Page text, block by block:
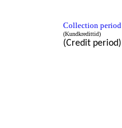
Collection period
(Kundkredittid)
(Credit period)